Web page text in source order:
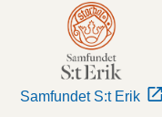
Samfundet S:t Erik